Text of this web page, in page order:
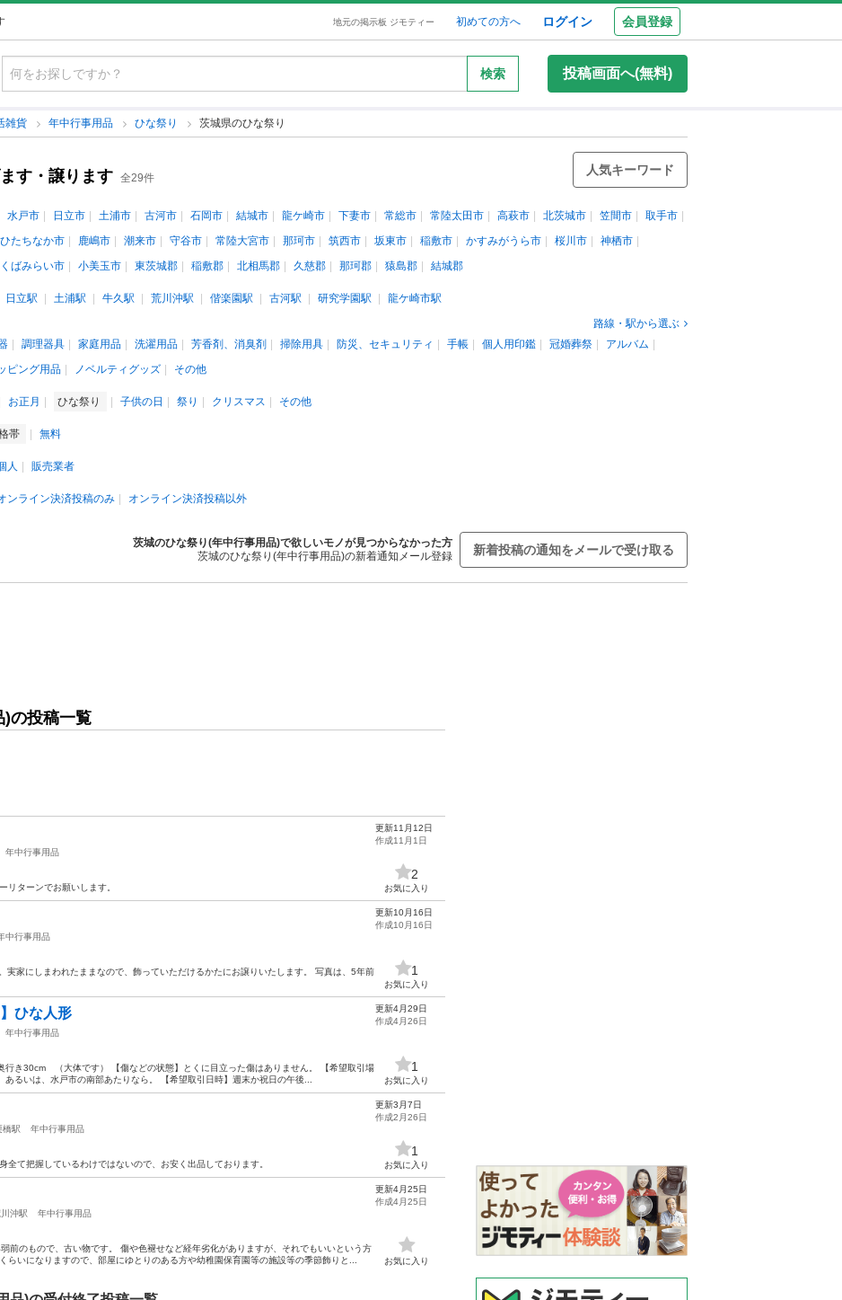
地元の掲示板 ジモティー 初めての方へ ログイン 会員登録
検索 投稿画面へ(無料)
雑貨 年中行事用品 ひな祭り 茨城県のひな祭り
す・譲ります 全29件
人気キーワード
水戸市 日立市 土浦市 古河市 石岡市 結城市 龍ケ崎市 下妻市 常総市 常陸太田市 高萩市 北茨城市 笠間市
取手市
ひたちなか市 鹿嶋市 潮来市 守谷市 常陸大宮市 那珂市 筑西市 坂東市 稲敷市 かすみがうら市 桜川市
神栖市
ばみらい市 小美玉市 東茨城郡 稲敷郡 北相馬郡 久慈郡 那珂郡 猿島郡 結城郡
日立駅 土浦駅 牛久駅 荒川沖駅 偕楽園駅 古河駅 研究学園駅
龍ケ崎市駅
路線・駅から選ぶ
調理器具 家庭用品 洗濯用品 芳香剤、消臭剤 掃除用具 防災、セキュリティ 手帳 個人用印鑑 冠婚葬祭
アルバム
ピング用品 ノベルティグッズ その他
お正月 ひな祭り 子供の日 祭り クリスマス その他
帯 無料
人 販売業者
ンライン決済投稿のみ オンライン決済投稿以外
茨城のひな祭り(年中行事用品)で欲しいモノが見つからなかった方
茨城のひな祭り(年中行事用品)の新着通知メール登録
新着投稿の通知をメールで受け取る
)の投稿一覧
年中行事用品
リターンでお願いします。
更新11月12日
作成11月1日
2
お気に入り
中行事用品
実家にしまわれたままなので、飾っていただけるかたにお譲りいたします。 写真は、5年前
更新10月16日
作成10月16日
1
お気に入り
ひな人形
年中行事用品
行き30cm （大体です） 【傷などの状態】とくに目立った傷はありません。 【希望取引場
あるいは、水戸市の南部あたりなら。 【希望取引日時】週末か祝日の午後...
更新4月29日
作成4月26日
1
お気に入り
橋駅
年中行事用品
全て把握しているわけではないので、お安く出品しております。
更新3月7日
作成2月26日
1
お気に入り
沖駅
年中行事用品
前のもので、古い物です。 傷や色褪せなど経年劣化がありますが、それでもいいという方
らいになりますので、部屋にゆとりのある方や幼稚園保育園等の施設等の季節飾りと...
更新4月25日
作成4月25日
お気に入り